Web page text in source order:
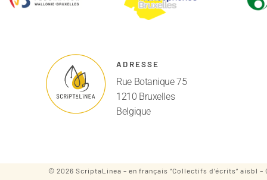
ADRESSE
Rue Botanique 75
1210 Bruxelles
Belgique
© 2026 ScriptaLinea – en français “Collectifs d’écrits” aisbl